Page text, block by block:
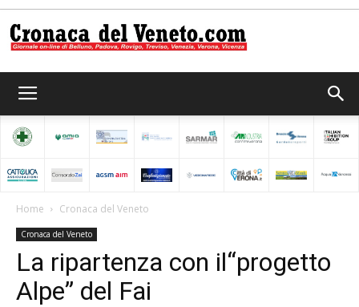
del
Home Cronaca del Veneto
Cronaca del Veneto
La ripartenza con il“progetto
Alpe” del Fai